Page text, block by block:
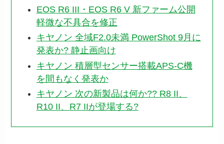
EOS R6 III・EOS R6 V 新ファーム公開
軽微な不具合を修正
キヤノン 全域F2.0未満 PowerShot 9月に
発表か? 静止画向け
キヤノン 積層型センサー搭載APS-C機
を間もなく発表か
キヤノン 次の新製品は何か?? R8 II、
R10 II、R7 IIが登場する?